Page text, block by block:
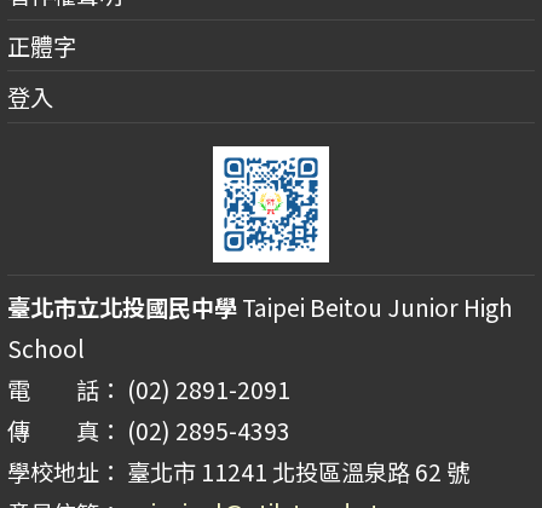
正體字
登入
臺北市立北投國民中學Taipei Beitou Junior High
School
電 話： (02) 2891-2091
傳 真： (02) 2895-4393
學校地址： 臺北市 11241 北投區溫泉路 62 號